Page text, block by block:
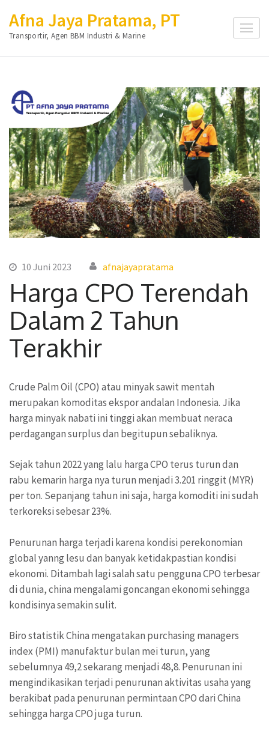
ke
konten
(Tekan
Afna Jaya Pratama, PT
Transportir, Agen BBM Industri & Marine
10 Juni 2023 afnajayapratama
Harga CPO Terendah
Dalam 2 Tahun
Terakhir
Crude Palm Oil (CPO) atau minyak sawit mentah
merupakan komoditas ekspor andalan Indonesia. Jika
harga minyak nabati ini tinggi akan membuat neraca
perdagangan surplus dan begitupun sebaliknya.
Sejak tahun 2022 yang lalu harga CPO terus turun dan
rabu kemarin harga nya turun menjadi 3.201 ringgit (MYR)
per ton. Sepanjang tahun ini saja, harga komoditi ini sudah
terkoreksi sebesar 23%.
Penurunan harga terjadi karena kondisi perekonomian
global yanng lesu dan banyak ketidakpastian kondisi
ekonomi. Ditambah lagi salah satu pengguna CPO terbesar
di dunia, china mengalami goncangan ekonomi sehingga
kondisinya semakin sulit.
Biro statistik China mengatakan purchasing managers
index (PMI) manufaktur bulan mei turun, yang
sebelumnya 49,2 sekarang menjadi 48,8. Penurunan ini
mengindikasikan terjadi penurunan aktivitas usaha yang
berakibat pada penurunan permintaan CPO dari China
sehingga harga CPO juga turun.